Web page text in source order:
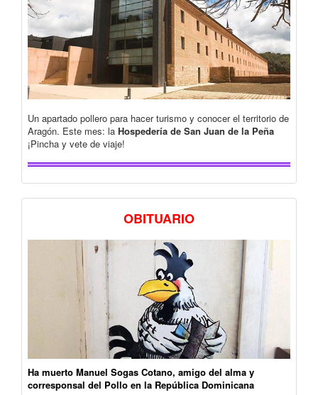
Un apartado pollero para hacer turismo y conocer el territorio de
Aragón. Este mes: la Hospedería de San Juan de la Peña
¡Pincha y vete de viaje!
OBITUARIO
Ha muerto Manuel Sogas Cotano, amigo del alma y
corresponsal del Pollo en la República Dominicana